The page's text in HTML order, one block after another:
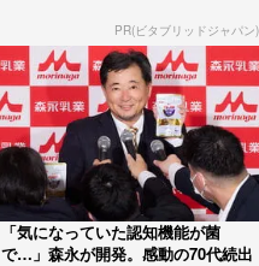
PR(ビタブリッドジャパン)
「気になっていた認知機能が菌
で…」森永が開発。感動の70代続出